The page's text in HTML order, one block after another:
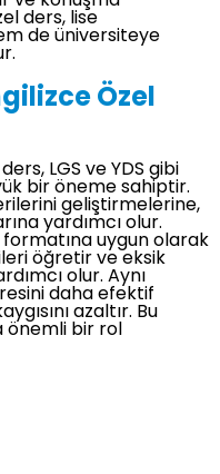
ders, lise
de üniversiteye
Özel
LGS ve YDS gibi
bir öneme sahiptir.
geliştirmelerine,
yardımcı olur.
formatına uygun olarak
öğretir ve eksik
olur. Aynı
daha efektif
azaltır. Bu
önemli bir rol